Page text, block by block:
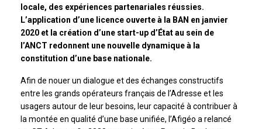
locale, des expériences partenariales réussies.
L’application d’une licence ouverte à la BAN en janvier
2020 et la création d’une start-up d’État au sein de
l’ANCT redonnent une nouvelle dynamique à la
constitution d’une base nationale.
Afin de nouer un dialogue et des échanges constructifs
entre les grands opérateurs français de l’Adresse et les
usagers autour de leur besoins, leur capacité à contribuer à
la montée en qualité d’une base unifiée, l’Afigéo a relancé